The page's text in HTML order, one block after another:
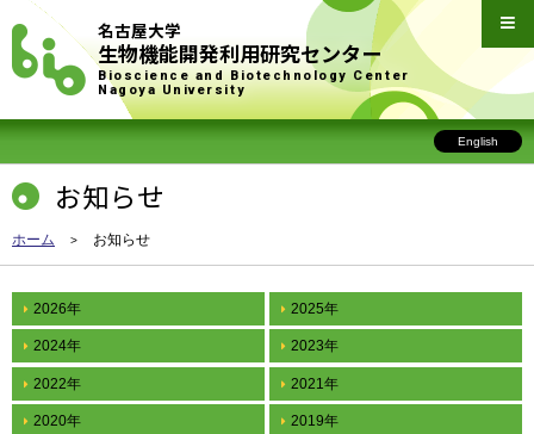
名古屋大学
生物機能開発利用研究センター
Bioscience and Biotechnology Center
Nagoya University
English
お知らせ
ホーム お知らせ
2026年 2025年
2024年 2023年
2022年 2021年
2020年 2019年